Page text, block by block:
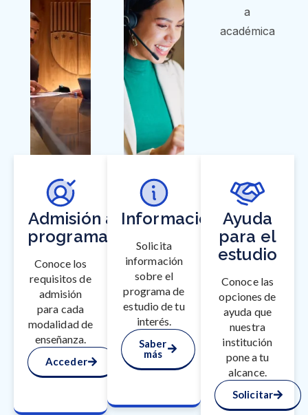
Admisión a
programas
Conoce los
requisitos de
admisión
para cada
modalidad de
enseñanza.
Acceder
Información
Solicita
información
sobre el
programa de
estudio de tu
interés.
Saber
más
Ayuda
para el
estudio
Conoce las
opciones de
ayuda que
nuestra
institución
pone a tu
alcance.
Solicitar